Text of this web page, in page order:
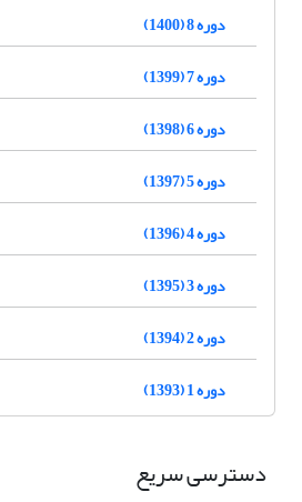
دوره 8 (1400)
دوره 7 (1399)
دوره 6 (1398)
دوره 5 (1397)
دوره 4 (1396)
دوره 3 (1395)
دوره 2 (1394)
دوره 1 (1393)
دسترسی سریع